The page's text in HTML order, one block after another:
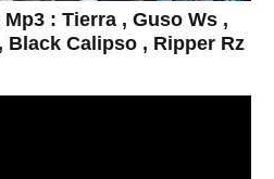
: Tierra , Guso Ws ,
Black Calipso , Ripper Rz